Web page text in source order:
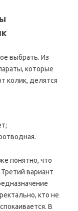
выбрать. Из
которые
колик, делятся
понятно, что
вариант
кто не
В